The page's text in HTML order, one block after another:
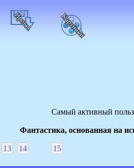
Самый активный
Фантастика, основанная на
13 14 15